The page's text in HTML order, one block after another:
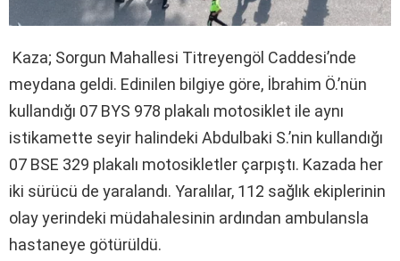
Kaza; Sorgun Mahallesi Titreyengöl Caddesi’nde
meydana geldi. Edinilen bilgiye göre, İbrahim Ö.’nün
kullandığı 07 BYS 978 plakalı motosiklet ile aynı
istikamette seyir halindeki Abdulbaki S.’nin kullandığı
07 BSE 329 plakalı motosikletler çarpıştı. Kazada her
iki sürücü de yaralandı. Yaralılar, 112 sağlık ekiplerinin
olay yerindeki müdahalesinin ardından ambulansla
hastaneye götürüldü.